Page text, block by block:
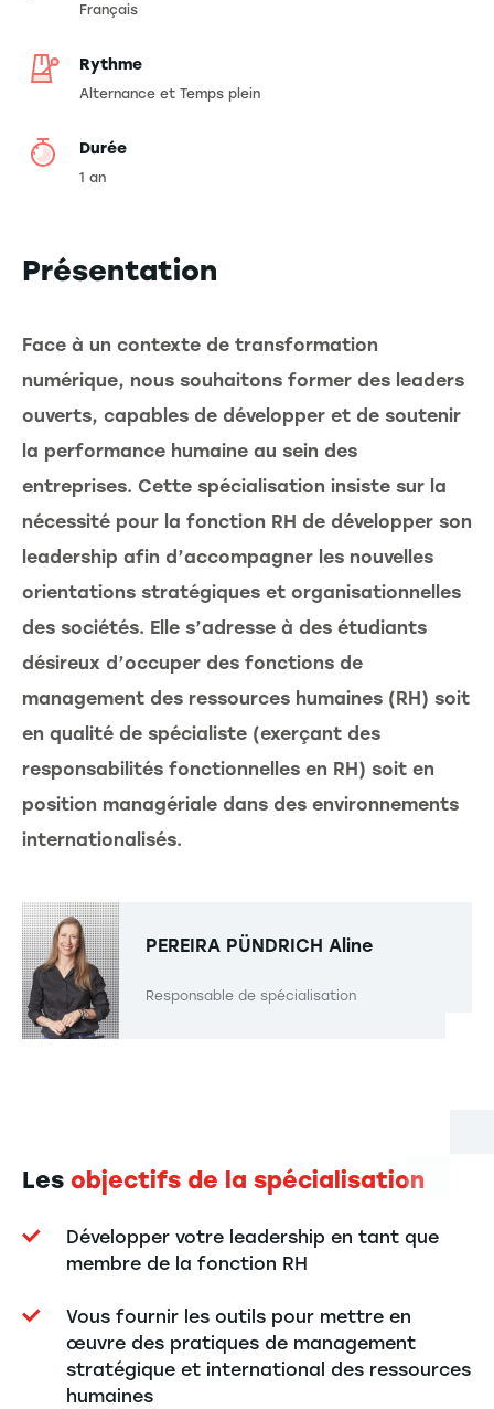
Français
Rythme
Alternance et Temps plein
Durée
1 an
Présentation
Face à un contexte de transformation
numérique, nous souhaitons former des leaders
ouverts, capables de développer et de soutenir
la performance humaine au sein des
entreprises. Cette spécialisation insiste sur la
nécessité pour la fonction RH de développer son
leadership afin d’accompagner les nouvelles
orientations stratégiques et organisationnelles
des sociétés. Elle s’adresse à des étudiants
désireux d’occuper des fonctions de
management des ressources humaines (RH) soit
en qualité de spécialiste (exerçant des
responsabilités fonctionnelles en RH) soit en
position managériale dans des environnements
internationalisés.
PEREIRA PÜNDRICH Aline
Responsable de spécialisation
Les objectifs de la spécialisation
Développer votre leadership en tant que
membre de la fonction RH
Vous fournir les outils pour mettre en
œuvre des pratiques de management
stratégique et international des ressources
humaines